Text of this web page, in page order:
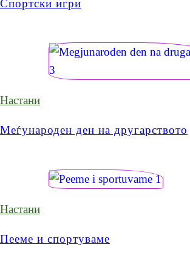
Спортски игри
Настани
Меѓународен ден на другарството
Настани
Пееме и спортуваме